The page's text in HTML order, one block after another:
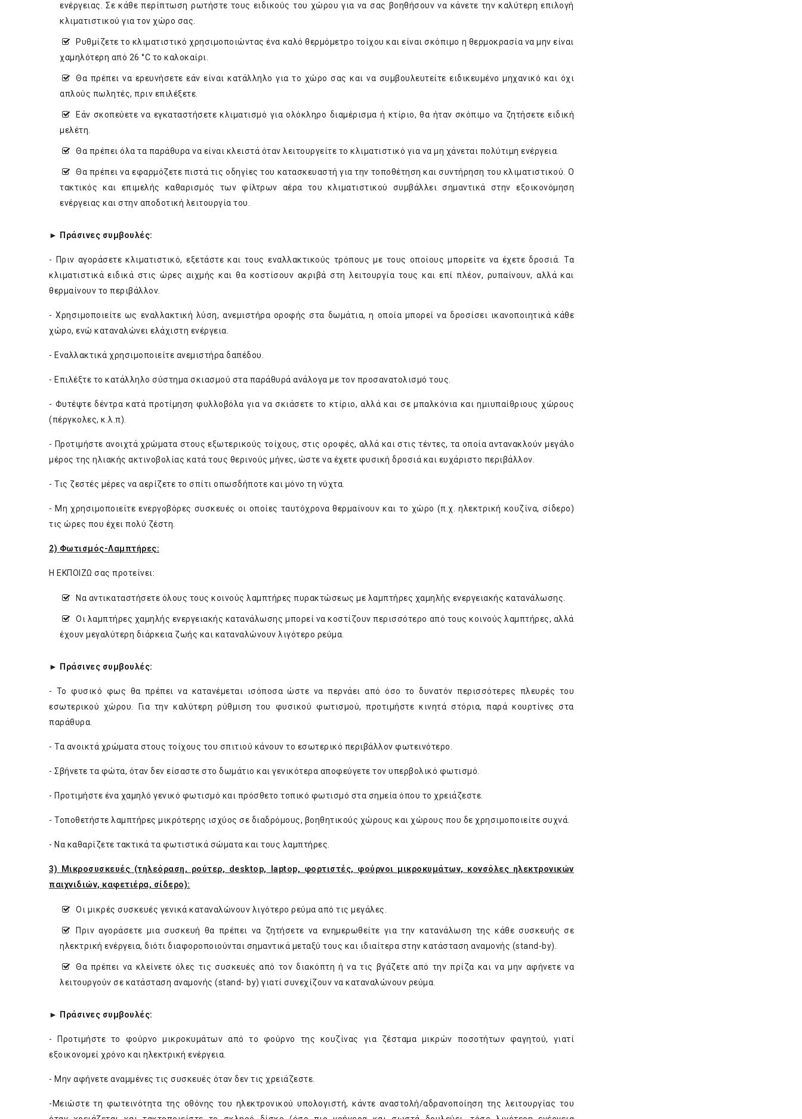
ενέργειας. Σε κάθε περίπτωση ρωτήστε τους ειδικούς του χώρου για να σας βοηθήσουν να κάνετε την καλύτερη επιλογή
κλιματιστικού για τον χώρο σας.
Ρυθμίζετε το κλιματιστικό χρησιμοποιώντας ένα καλό θερμόμετρο τοίχου και είναι σκόπιμο η θερμοκρασία να μην είναι
χαμηλότερη από 26 °C το καλοκαίρι.
Θα πρέπει να ερευνήσετε εάν είναι κατάλληλο για το χώρο σας και να συμβουλευτείτε ειδικευμένο μηχανικό και όχι
απλούς πωλητές, πριν επιλέξετε.
Εάν σκοπεύετε να εγκαταστήσετε κλιματισμό για ολόκληρο διαμέρισμα ή κτίριο, θα ήταν σκόπιμο να ζητήσετε ειδική
μελέτη.
Θα πρέπει όλα τα παράθυρα να είναι κλειστά όταν λειτουργείτε το κλιματιστικό για να μη χάνεται πολύτιμη ενέργεια.
Θα πρέπει να εφαρμόζετε πιστά τις οδηγίες του κατασκευαστή για την τοποθέτηση και συντήρηση του κλιματιστικού. Ο
τακτικός και επιμελής καθαρισμός των φίλτρων αέρα του κλιματιστικού συμβάλλει σημαντικά στην εξοικονόμηση
ενέργειας και στην αποδοτική λειτουργία του.
► Πράσινες συμβουλές:
- Πριν αγοράσετε κλιματιστικό, εξετάστε και τους εναλλακτικούς τρόπους με τους οποίους μπορείτε να έχετε δροσιά. Τα
κλιματιστικά ειδικά στις ώρες αιχμής και θα κοστίσουν ακριβά στη λειτουργία τους και επί πλέον, ρυπαίνουν, αλλά και
θερμαίνουν το περιβάλλον.
- Χρησιμοποιείτε ως εναλλακτική λύση, ανεμιστήρα οροφής στα δωμάτια, η οποία μπορεί να δροσίσει ικανοποιητικά κάθε
χώρο, ενώ καταναλώνει ελάχιστη ενέργεια.
- Εναλλακτικά χρησιμοποιείτε ανεμιστήρα δαπέδου.
- Επιλέξτε το κατάλληλο σύστημα σκιασμού στα παράθυρά ανάλογα με τον προσανατολισμό τους.
- Φυτέψτε δέντρα κατά προτίμηση φυλλοβόλα για να σκιάσετε το κτίριο, αλλά και σε μπαλκόνια και ημιυπαίθριους χώρους
(πέργκολες, κ.λ.π).
- Προτιμήστε ανοιχτά χρώματα στους εξωτερικούς τοίχους, στις οροφές, αλλά και στις τέντες, τα οποία αντανακλούν μεγάλο
μέρος της ηλιακής ακτινοβολίας κατά τους θερινούς μήνες, ώστε να έχετε φυσική δροσιά και ευχάριστο περιβάλλον.
- Τις ζεστές μέρες να αερίζετε το σπίτι οπωσδήποτε και μόνο τη νύχτα.
- Μη χρησιμοποιείτε ενεργοβόρες συσκευές οι οποίες ταυτόχρονα θερμαίνουν και το χώρο (π.χ. ηλεκτρική κουζίνα, σίδερο)
τις ώρες που έχει πολύ ζέστη.
2) Φωτισμός-Λαμπτήρες:
Η ΕΚΠΟΙΖΩ σας προτείνει:
Να αντικαταστήσετε όλους τους κοινούς λαμπτήρες πυρακτώσεως με λαμπτήρες χαμηλής ενεργειακής κατανάλωσης.
Οι λαμπτήρες χαμηλής ενεργειακής κατανάλωσης μπορεί να κοστίζουν περισσότερο από τους κοινούς λαμπτήρες, αλλά
έχουν μεγαλύτερη διάρκεια ζωής και καταναλώνουν λιγότερο ρεύμα.
► Πράσινες συμβουλές:
- Το φυσικό φως θα πρέπει να κατανέμεται ισόποσα ώστε να περνάει από όσο το δυνατόν περισσότερες πλευρές του
εσωτερικού χώρου. Για την καλύτερη ρύθμιση του φυσικού φωτισμού, προτιμήστε κινητά στόρια, παρά κουρτίνες στα
παράθυρα.
- Τα ανοικτά χρώματα στους τοίχους του σπιτιού κάνουν το εσωτερικό περιβάλλον φωτεινότερο.
- Σβήνετε τα φώτα, όταν δεν είσαστε στο δωμάτιο και γενικότερα αποφεύγετε τον υπερβολικό φωτισμό.
- Προτιμήστε ένα χαμηλό γενικό φωτισμό και πρόσθετο τοπικό φωτισμό στα σημεία όπου το χρειάζεστε.
- Τοποθετήστε λαμπτήρες μικρότερης ισχύος σε διαδρόμους, βοηθητικούς χώρους και χώρους που δε χρησιμοποιείτε συχνά.
- Να καθαρίζετε τακτικά τα φωτιστικά σώματα και τους λαμπτήρες.
3) Μικροσυσκευές (τηλεόραση, ρούτερ, desktop, laptop, φορτιστές, φούρνοι μικροκυμάτων, κονσόλες ηλεκτρονικών
παιχνιδιών, καφετιέρα, σίδερο):
Οι μικρές συσκευές γενικά καταναλώνουν λιγότερο ρεύμα από τις μεγάλες.
Πριν αγοράσετε μια συσκευή θα πρέπει να ζητήσετε να ενημερωθείτε για την κατανάλωση της κάθε συσκευής σε
ηλεκτρική ενέργεια, διότι διαφοροποιούνται σημαντικά μεταξύ τους και ιδιαίτερα στην κατάσταση αναμονής (stand-by).
Θα πρέπει να κλείνετε όλες τις συσκευές από τον διακόπτη ή να τις βγάζετε από την πρίζα και να μην αφήνετε να
λειτουργούν σε κατάσταση αναμονής (stand- by) γιατί συνεχίζουν να καταναλώνουν ρεύμα.
► Πράσινες συμβουλές:
- Προτιμήστε το φούρνο μικροκυμάτων από το φούρνο της κουζίνας για ζέσταμα μικρών ποσοτήτων φαγητού, γιατί
εξοικονομεί χρόνο και ηλεκτρική ενέργεια.
- Μην αφήνετε αναμμένες τις συσκευές όταν δεν τις χρειάζεστε.
-Μειώστε τη φωτεινότητα της οθόνης του ηλεκτρονικού υπολογιστή, κάντε αναστολή/αδρανοποίηση της λειτουργίας του